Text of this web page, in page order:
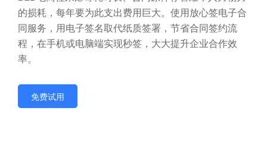
的损耗，每年要为此支出费用巨大。使用放心签电子合
同服务，用电子签名取代纸质签署，节省合同签约流
程，在手机或电脑端实现秒签，大大提升企业合作效
率。
免费试用